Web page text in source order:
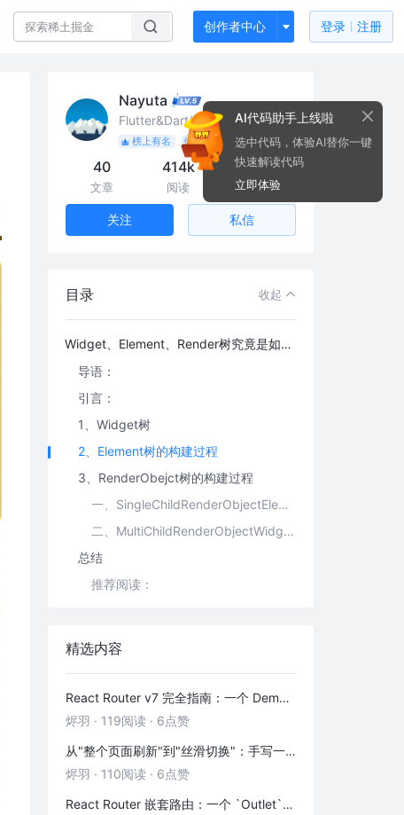
创作者中心 登录 注册
Nayuta
Flutter&Dart(GDE) 谷歌开发者专家
榜上有名 优秀作者
40
文章
414k
阅读
3.1k
粉丝
关注 私信
目录 收起
Widget、Element、Render树究竟是如何形成的？
导语：
引言：
1、Widget树
2、Element树的构建过程
3、RenderObejct树的构建过程
一、SingleChildRenderObjectElement.insertChildRenderObject(renderObject, newSlot)
二、MultiChildRenderObjectWidget.insertChildRenderObject(renderObject, newSlot)
总结
推荐阅读：
精选内容
React Router v7 完全指南：一个 Demo 吃透前端路由
烬羽 · 119阅读 · 6点赞
从"整个页面刷新"到"丝滑切换"：手写一个 HashRouter 彻底搞懂前端路由
烬羽 · 110阅读 · 6点赞
React Router 嵌套路由：一个 `Outlet` 引发的布局思考
AI代码助手上线啦
选中代码，体验AI替你一键
快速解读代码
立即体验